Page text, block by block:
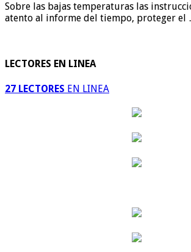
Sobre las bajas temperaturas las
atento al informe del tiempo, proteger el
LECTORES EN LINEA
27 LECTORES EN LINEA